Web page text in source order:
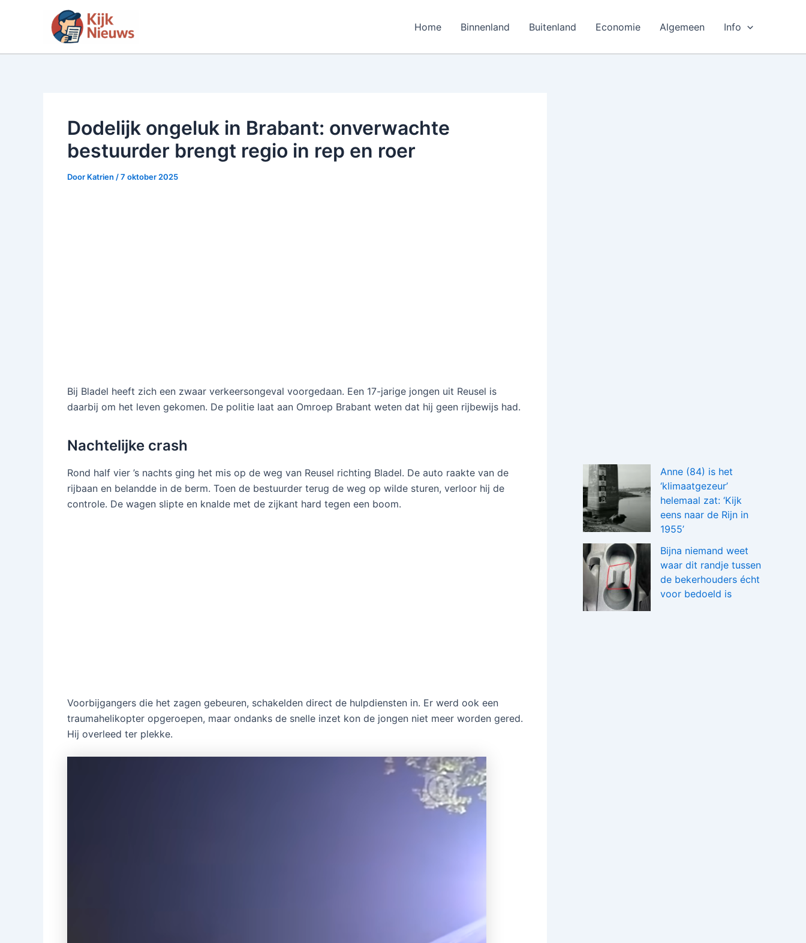
inhoud
Home Binnenland Buitenland Economie Algemeen Info
Dodelijk ongeluk in Brabant: onverwachte
bestuurder brengt regio in rep en roer
Door Katrien /7 oktober 2025
Bij Bladel heeft zich een zwaar verkeersongeval voorgedaan. Een 17-jarige jongen uit Reusel is
daarbij om het leven gekomen. De politie laat aan Omroep Brabant weten dat hij geen rijbewijs had.
Nachtelijke crash
Rond half vier ’s nachts ging het mis op de weg van Reusel richting Bladel. De auto raakte van de
rijbaan en belandde in de berm. Toen de bestuurder terug de weg op wilde sturen, verloor hij de
controle. De wagen slipte en knalde met de zijkant hard tegen een boom.
Voorbijgangers die het zagen gebeuren, schakelden direct de hulpdiensten in. Er werd ook een
traumahelikopter opgeroepen, maar ondanks de snelle inzet kon de jongen niet meer worden gered.
Hij overleed ter plekke.
Anne (84) is het
‘klimaatgezeur’
helemaal zat: ‘Kijk
eens naar de Rijn in
1955’
Bijna niemand weet
waar dit randje tussen
de bekerhouders écht
voor bedoeld is